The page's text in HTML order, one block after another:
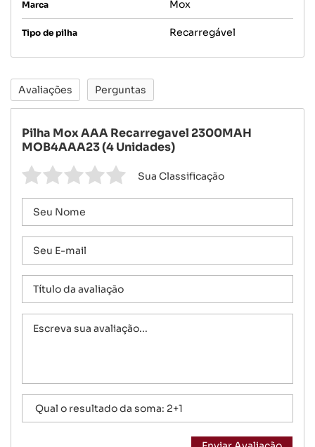
Marca Mox
Tipo de pilha Recarregável
Avaliações Perguntas
Pilha Mox AAA Recarregavel 2300MAH
MOB4AAA23 (4 Unidades)
Sua Classificação